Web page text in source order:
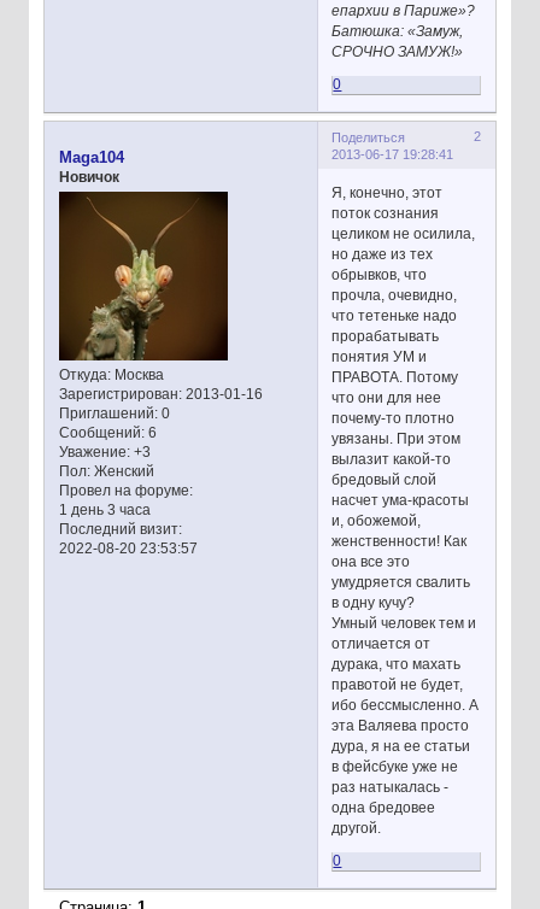
епархии в Париже»?
Батюшка: «Замуж,
СРОЧНО ЗАМУЖ!»
0
Поделиться
2
2013-06-17 19:28:41
Maga104
Новичок
Откуда:Москва
Зарегистрирован: 2013-01-16
Приглашений:0
Сообщений:6
Уважение: +3
Пол:Женский
Провел на форуме:
1 день 3 часа
Последний визит:
2022-08-20 23:53:57
Я, конечно, этот
поток сознания
целиком не осилила,
но даже из тех
обрывков, что
прочла, очевидно,
что тетеньке надо
прорабатывать
понятия УМ и
ПРАВОТА. Потому
что они для нее
почему-то плотно
увязаны. При этом
вылазит какой-то
бредовый слой
насчет ума-красоты
и, обожемой,
женственности! Как
она все это
умудряется свалить
в одну кучу?
Умный человек тем и
отличается от
дурака, что махать
правотой не будет,
ибо бессмысленно. А
эта Валяева просто
дура, я на ее статьи
в фейсбуке уже не
раз натыкалась -
одна бредовее
другой.
0